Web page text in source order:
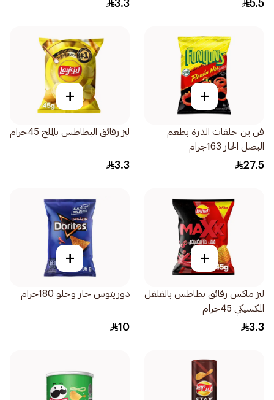
5.5
3.3
+
فن ين حلقات الذرة بطعم
البصل الحار 163جرام
27.5
+
ليز رقائق البطاطس بالملح 45جرام
3.3
+
ليز ماكس رقائق بطاطس بالفلفل
المكسيكي 45جرام
3.3
+
دوريتوس حار وحلو 180جرام
10